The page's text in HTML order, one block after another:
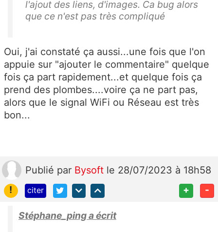
l'ajout des liens, d'images. Ca bug alors
que ce n'est pas très compliqué
Oui, j'ai constaté ça aussi...une fois que l'on
appuie sur "ajouter le commentaire" quelque
fois ça part rapidement...et quelque fois ça
prend des plombes....voire ça ne part pas,
alors que le signal WiFi ou Réseau est très
bon...
Publié par Bysoft le 28/07/2023 à 18h58
!
citer + -
Stéphane_ping a écrit